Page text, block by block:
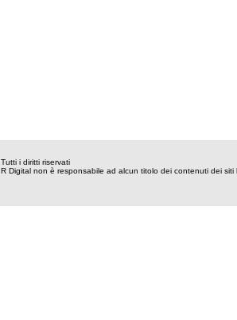
Tutti i diritti riservati
R Digital non è responsabile ad alcun titolo dei contenuti dei siti